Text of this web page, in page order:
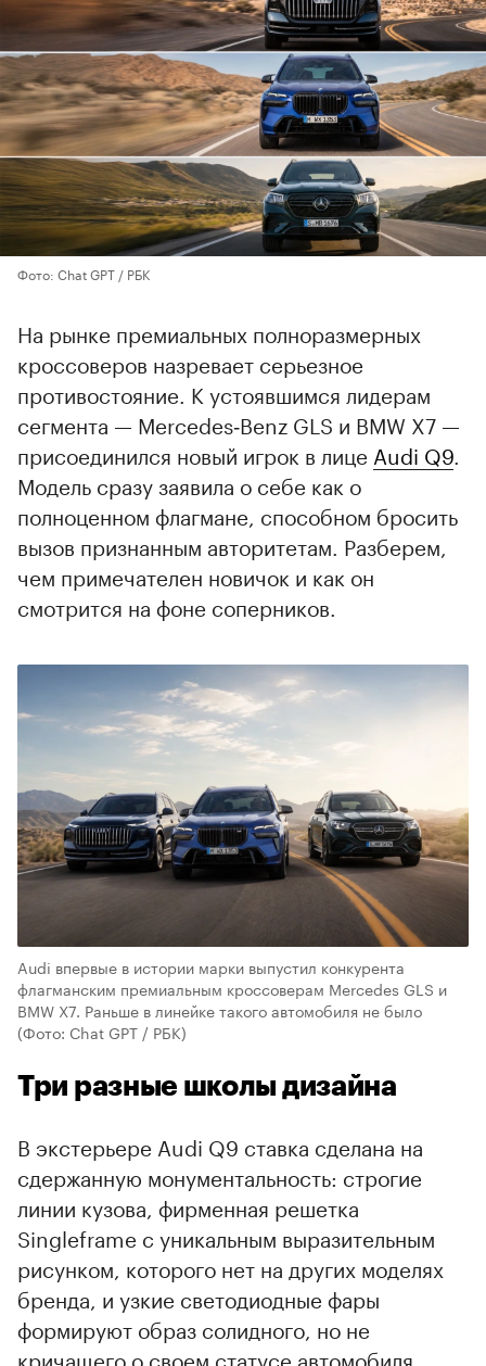
Фото: Chat GPT / РБК
На рынке премиальных полноразмерных
кроссоверов назревает серьезное
противостояние. К устоявшимся лидерам
сегмента — Mercedes‑Benz GLS и BMW X7 —
присоединился новый игрок в лице Audi Q9.
Модель сразу заявила о себе как о
полноценном флагмане, способном бросить
вызов признанным авторитетам. Разберем,
чем примечателен новичок и как он
смотрится на фоне соперников.
Audi впервые в истории марки выпустил конкурента
флагманским премиальным кроссоверам Mercedes GLS и
BMW X7. Раньше в линейке такого автомобиля не было
(Фото: Chat GPT / РБК)
00:00 00:00
Три разные школы дизайна
В экстерьере Audi Q9 ставка сделана на
сдержанную монументальность: строгие
линии кузова, фирменная решетка
Singleframe с уникальным выразительным
рисунком, которого нет на других моделях
бренда, и узкие светодиодные фары
формируют образ солидного, но не
кричащего о своем статусе автомобиля.